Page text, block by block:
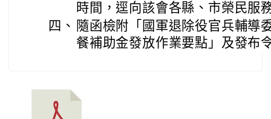
時間，逕向該會各縣、市榮民服
四、 隨函檢附「國軍退除役官兵輔導
餐補助金發放作業要點」及發布